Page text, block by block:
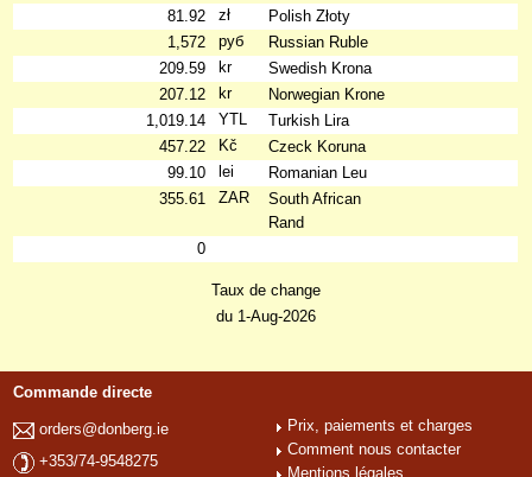
81.92
zł
Polish Złoty
1,572
руб
Russian Ruble
209.59
kr
Swedish Krona
207.12
kr
Norwegian Krone
1,019.14
YTL
Turkish Lira
457.22
Kč
Czeck Koruna
99.10
lei
Romanian Leu
355.61
ZAR
South African
Rand
0
Taux de change
du 1-Aug-2026
Commande directe
orders@donberg.ie
+353/74-9548275
Prix, paiements et charges
Comment nous contacter
Mentions légales